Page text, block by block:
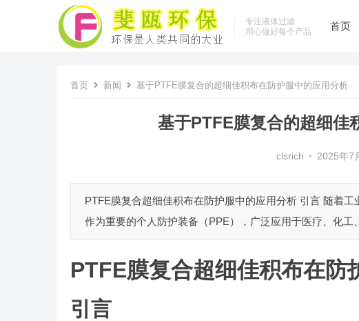
专注液体过滤
用心做好每个产品
首页
首页 新闻 基于PTFE膜复合的超细佳积布在防护服中的应用分析
基于PTFE膜复合的超细佳
clsrich • 2025年7
PTFE膜复合超细佳积布在防护服中的应用分析 引言 随着
作为重要的个人防护装备（PPE），广泛应用于医疗、化
PTFE膜复合超细佳积布在防
引言